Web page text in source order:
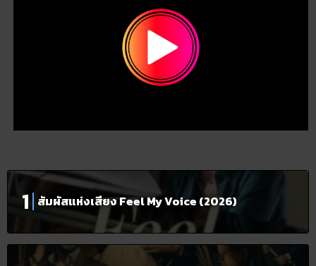
สัมผัสแห่งเสียง Feel My Voice (2026)